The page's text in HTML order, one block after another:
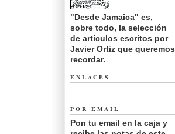
"Desde Jamaica" es,
sobre todo, la selección
de artículos escritos por
Javier Ortiz que queremos
recordar.
ENLACES
POR EMAIL
Pon tu email en la caja y